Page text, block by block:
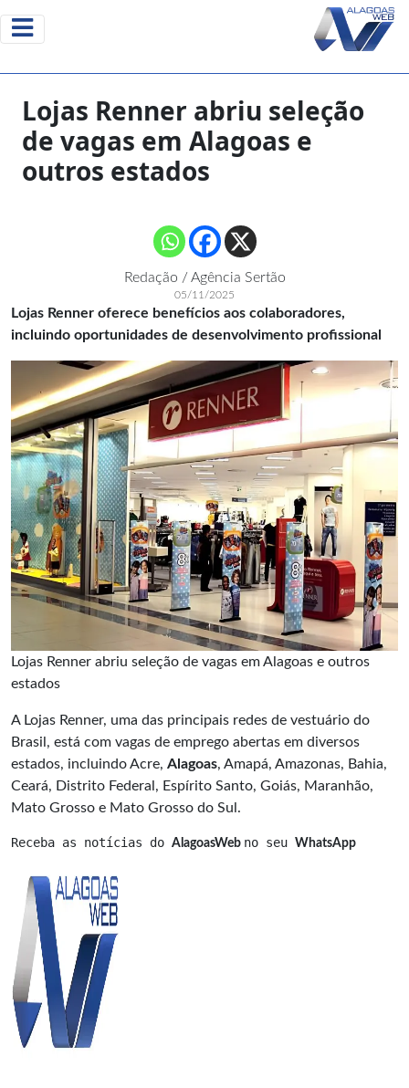
Lojas Renner abriu seleção
de vagas em Alagoas e
outros estados
Redação / Agência Sertão
05/11/2025
Lojas Renner oferece benefícios aos colaboradores,
incluindo oportunidades de desenvolvimento profissional
Lojas Renner abriu seleção de vagas em Alagoas e outros
estados
A Lojas Renner, uma das principais redes de vestuário do
Brasil, está com vagas de emprego abertas em diversos
estados, incluindo Acre, Alagoas, Amapá, Amazonas, Bahia,
Ceará, Distrito Federal, Espírito Santo, Goiás, Maranhão,
Mato Grosso e Mato Grosso do Sul.
Receba as notícias do AlagoasWeb no seu WhatsApp